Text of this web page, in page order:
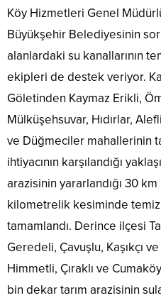
Köy Hizmetleri Genel
Büyükşehir Belediyesinin
alanlardaki su kanallarının
ekipleri de destek veriyor.
Göletinden Kaymaz Erikli,
Mülküşehsuvar, Hıdırlar,
ve Düğmeciler mahallerinin
ihtiyacının karşılandığı
arazisinin yararlandığı 30
kilometrelik kesiminde
tamamlandı. Derince ilçesi
Geredeli, Çavuşlu, Kaşıkçı
Himmetli, Çıraklı ve
bin dekar tarım arazisinin